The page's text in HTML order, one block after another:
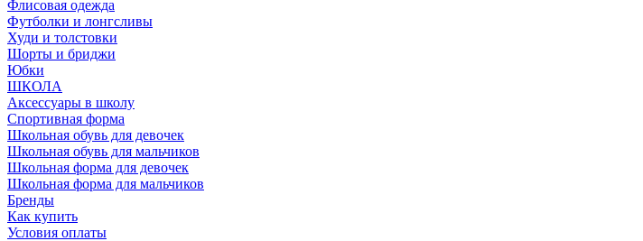
Флисовая одежда
Футболки и лонгсливы
Худи и толстовки
Шорты и бриджи
Юбки
ШКОЛА
Аксессуары в школу
Спортивная форма
Школьная обувь для девочек
Школьная обувь для мальчиков
Школьная форма для девочек
Школьная форма для мальчиков
Бренды
Как купить
Условия оплаты